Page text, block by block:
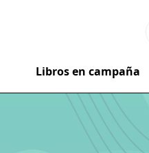
Libros en campaña